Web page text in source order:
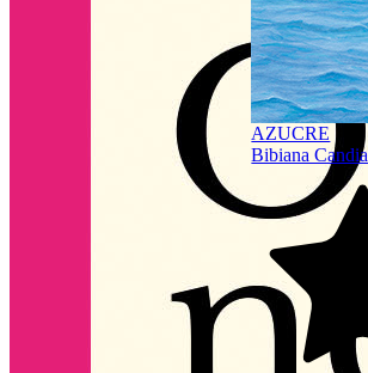
AZUCRE
Bibiana Candia